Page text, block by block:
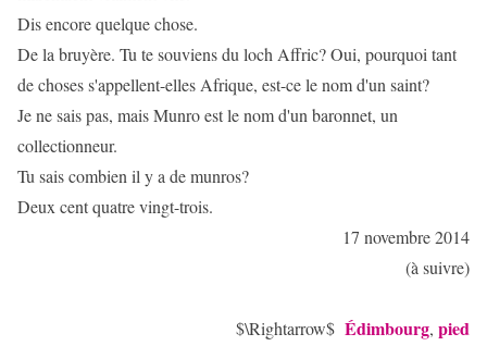
Dis encore quelque chose.
De la bruyère. Tu te souviens du loch Affric? Oui, pourquoi tant
de choses s'appellent-elles Afrique, est-ce le nom d'un saint?
Je ne sais pas, mais Munro est le nom d'un baronnet, un
collectionneur.
Tu sais combien il y a de munros?
Deux cent quatre vingt-trois.
17 novembre 2014
(à suivre)
$\Rightarrow$ Édimbourg, pied